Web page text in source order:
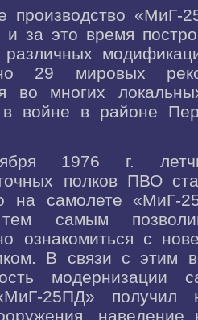
производство «МиГ-
и за это время
различных
29 мировых
во многих
в войне в районе
1976 г.
полков ПВО
на самолете «МиГ-
самым
ознакомиться с
В связи с этим
модернизации
25ПД» получил
наведение